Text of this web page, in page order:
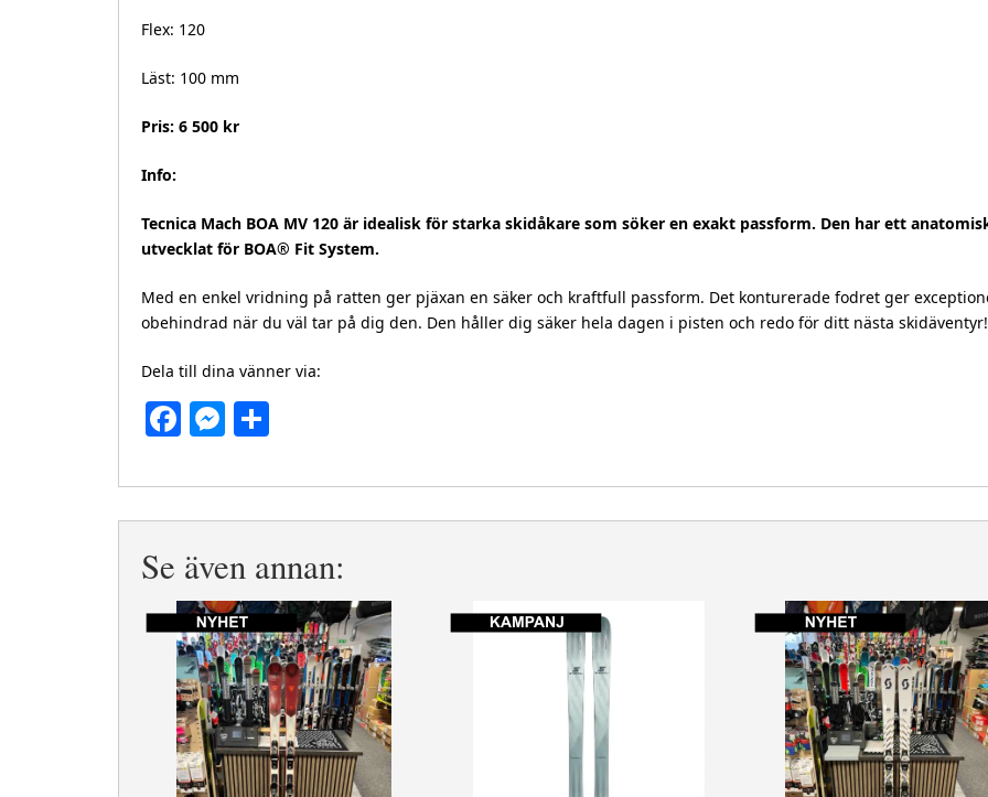
Flex: 120
Läst: 100 mm
Pris: 6 500 kr
Info:
Tecnica Mach BOA MV 120 är idealisk för starka skidåkare som söker en exakt passform. Den har ett
utvecklat för BOA® Fit System.
Med en enkel vridning på ratten ger pjäxan en säker och kraftfull passform. Det konturerade fodret ger
obehindrad när du väl tar på dig den. Den håller dig säker hela dagen i pisten och redo för ditt nästa skidäventyr!
Dela till dina vänner via:
Facebook
Messenger
Se även annan: